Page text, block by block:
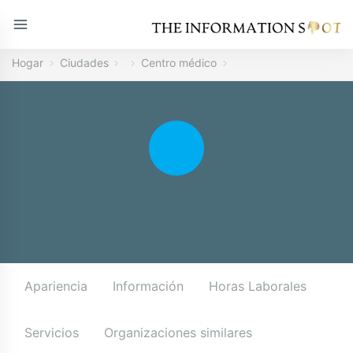
Hogar Ciudades Centro médico
Apariencia Información Horas Laborales
Servicios Organizaciones similares